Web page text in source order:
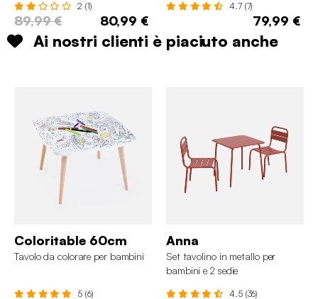
2 (1)
89,99 € 80,99 €
4.7 (7)
79,99 €
Ai nostri clienti è piaciuto anche
Coloritable 60cm
Tavolo da colorare per bambini
5 (6)
Anna
Set tavolino in metallo per
bambini e 2 sedie
4.5 (36)